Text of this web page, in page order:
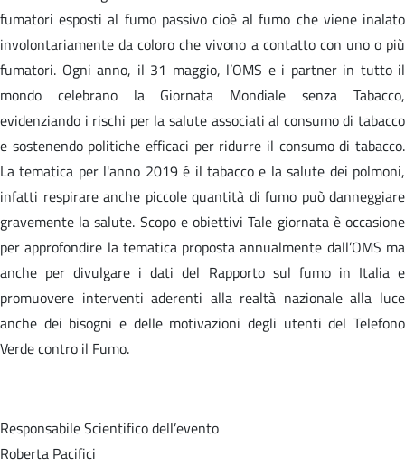
fumatori esposti al fumo passivo cioè al fumo che viene inalato
involontariamente da coloro che vivono a contatto con uno o più
fumatori. Ogni anno, il 31 maggio, l’OMS e i partner in tutto il
mondo celebrano la Giornata Mondiale senza Tabacco,
evidenziando i rischi per la salute associati al consumo di tabacco
e sostenendo politiche efficaci per ridurre il consumo di tabacco.
La tematica per l'anno 2019 é il tabacco e la salute dei polmoni,
infatti respirare anche piccole quantità di fumo può danneggiare
gravemente la salute. Scopo e obiettivi Tale giornata è occasione
per approfondire la tematica proposta annualmente dall’OMS ma
anche per divulgare i dati del Rapporto sul fumo in Italia e
promuovere interventi aderenti alla realtà nazionale alla luce
anche dei bisogni e delle motivazioni degli utenti del Telefono
Verde contro il Fumo.
Responsabile Scientifico dell’evento
Roberta Pacifici